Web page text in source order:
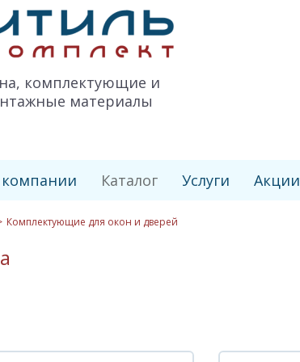
комплектующие и
материалы
Каталог Услуги Акции
Комплектующие для окон и дверей